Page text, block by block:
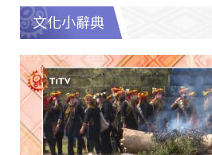
文化小辭典